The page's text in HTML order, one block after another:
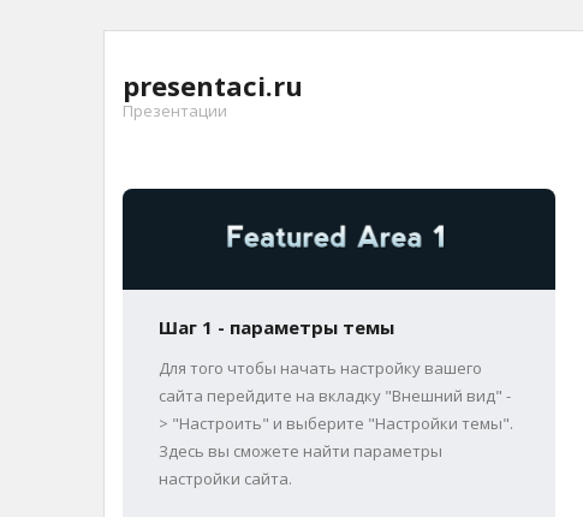
содержимому
presentaci.ru
Презентации
Шаг 1 - параметры темы
Для того чтобы начать настройку вашего
сайта перейдите на вкладку "Внешний вид" -
> "Настроить" и выберите "Настройки темы".
Здесь вы сможете найти параметры
настройки сайта.